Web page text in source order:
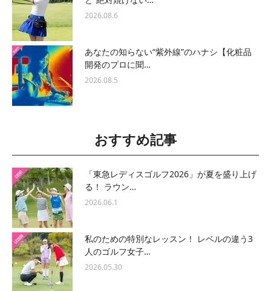
2026.08.6
あなたの知らない“紫外線”のハナシ【化粧品
開発のプロに聞…
2026.08.5
おすすめ記事
「東急レディスゴルフ2026」が夏を盛り上げ
る！ ラウン…
2026.06.1
私のための特別なレッスン！ レベルの違う3
人のゴルフ女子…
2026.05.30